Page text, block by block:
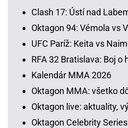
Clash 17: Ústí nad
Oktagon 94: Vémola vs
UFC Paríž: Keita vs
RFA 32 Bratislava: Boj o
Kalendár MMA 2026
Oktagon MMA: všetko
Oktagon live: aktuality,
Oktagon Celebrity Series